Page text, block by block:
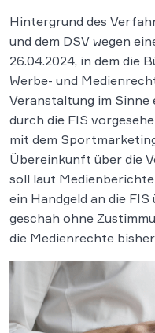
Hintergrund des
und dem DSV wegen
26.04.2024, in dem die
Werbe- und
Veranstaltung im
durch die FIS
mit dem
Übereinkunft über die
soll laut
ein Handgeld an die FIS
geschah ohne
die Medienrechte